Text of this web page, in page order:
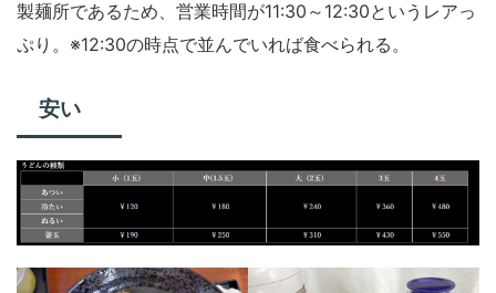
製麺所であるため、営業時間が11:30～12:30というレアっ
ぷり。※12:30の時点で並んでいれば食べられる。
安い